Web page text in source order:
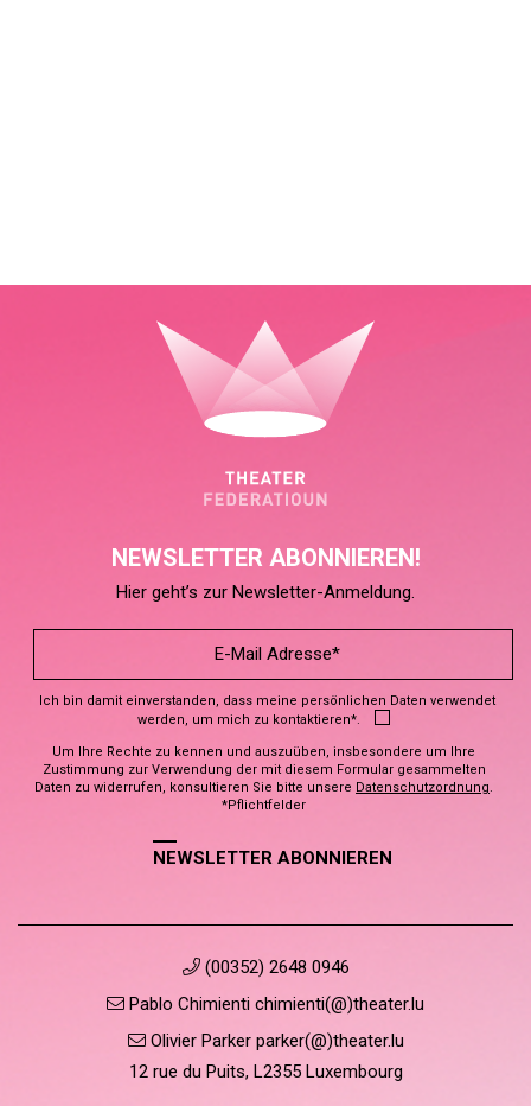
NEWSLETTER ABONNIEREN!
Hier geht’s zur Newsletter-Anmeldung.
Ich bin damit einverstanden, dass meine persönlichen Daten verwendet
werden, um mich zu kontaktieren*.
Um Ihre Rechte zu kennen und auszuüben, insbesondere um Ihre
Zustimmung zur Verwendung der mit diesem Formular gesammelten
Daten zu widerrufen, konsultieren Sie bitte unsere Datenschutzordnung.
*Pflichtfelder
NEWSLETTER ABONNIEREN
(00352) 2648 0946
Pablo Chimienti chimienti(@)theater.lu
Olivier Parker parker(@)theater.lu
12 rue du Puits, L2355 Luxembourg